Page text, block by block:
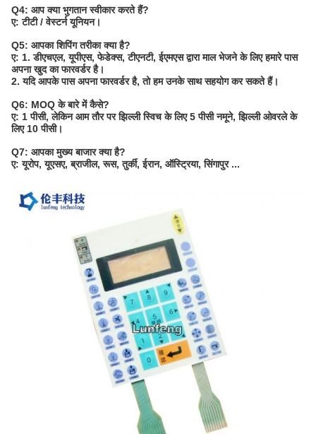
Q4: आप क्या भुगतान स्वीकार करते हैं?
ए: टीटी / वेस्टर्न यूनियन।
Q5: आपका शिपिंग तरीका क्या है?
ए: 1. डीएचएल, यूपीएस, फेडेक्स, टीएनटी, ईएमएस द्वारा माल भेजने के लिए हमारे पास
अपना खुद का फारवर्डर है।
2. यदि आपके पास अपना फारवर्डर है, तो हम उनके साथ सहयोग कर सकते हैं।
Q6: MOQ के बारे में कैसे?
ए: 1 पीसी, लेकिन आम तौर पर झिल्ली स्विच के लिए 5 पीसी नमूने, झिल्ली ओवरले के
लिए 10 पीसी।
Q7: आपका मुख्य बाजार क्या है?
ए: यूरोप, यूएसए, ब्राजील, रूस, तुर्की, ईरान, ऑस्ट्रिया, सिंगापुर ...